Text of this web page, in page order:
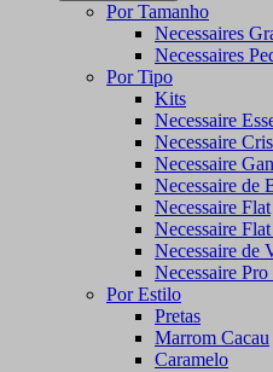
Por Tamanho
Necessaires
Necessaires
Por Tipo
Kits
Necessaire
Necessaire
Necessaire
Necessaire de
Necessaire Flat
Necessaire
Necessaire de
Necessaire Pro
Por Estilo
Pretas
Marrom Cacau
Caramelo